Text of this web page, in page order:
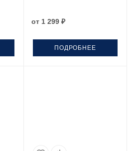
от 1 299 ₽
ПОДРОБНЕЕ